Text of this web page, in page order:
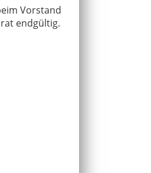
Vorstand
endgültig.